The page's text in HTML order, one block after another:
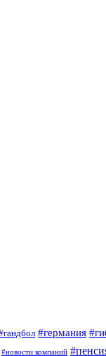
#германия
#новости компаний